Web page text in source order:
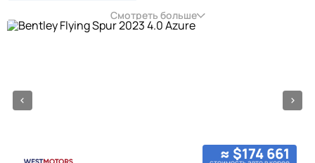
Смотреть больше
≈ $174 661